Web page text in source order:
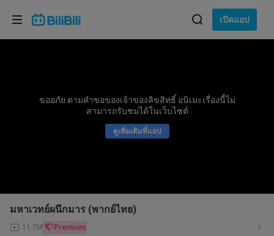
เปิดแอป
ขออภัย ตามคำขอของเจ้าของลิขสิทธิ์ อนิเมะเรื่องนี้ไม่
สามารถรับชมได้ในเว็บไซต์
ดูเพิ่มเติมที่แอป
มหาเวทย์ผนึกมาร (พากย์ไทย)
11.7M Premium
เลือกภาษา